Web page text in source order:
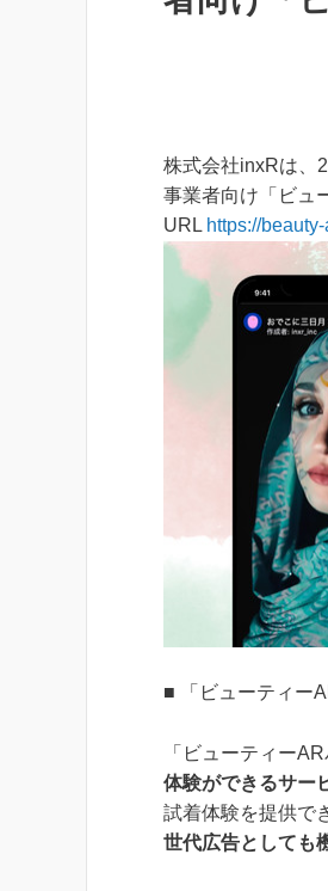
株式会社inxRは、
事業者向け「ビュ
URL https://
■ 「ビューティー
「ビューティー
体験ができるサー
試着体験を提供で
世代広告としても